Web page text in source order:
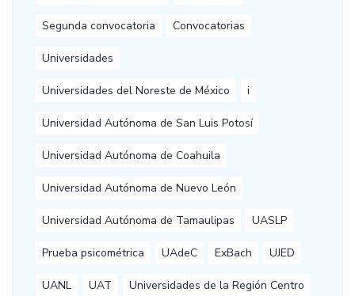
Segunda convocatoria Convocatorias
Universidades
Universidades del Noreste de México i
Universidad Autónoma de San Luis Potosí
Universidad Autónoma de Coahuila
Universidad Autónoma de Nuevo León
Universidad Autónoma de Tamaulipas UASLP
Prueba psicométrica UAdeC ExBach UJED
UANL UAT Universidades de la Región Centro